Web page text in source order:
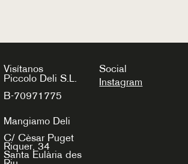
Visítanos
Piccolo Deli S.L.
B-70971775
Mangiamo Deli
C/ Cèsar Puget
Riquer, 34
Santa Eulària des
Social
Instagram